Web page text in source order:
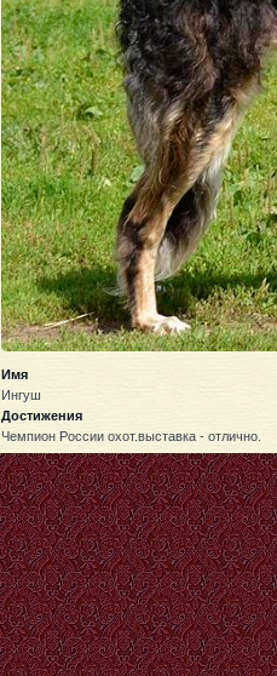
Имя
Ингуш
Достижения
Чемпион России охот.выставка - отлично.